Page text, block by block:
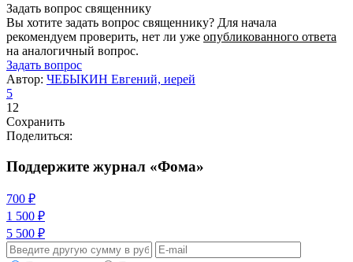
Задать вопрос священнику
Вы хотите задать вопрос священнику? Для начала
рекомендуем проверить, нет ли уже опубликованного ответа
на аналогичный вопрос.
Задать вопрос
Автор: ЧЕБЫКИН Евгений, иерей
5
12
Сохранить
Поделиться:
Поддержите журнал «Фома»
700 ₽
1 500 ₽
5 500 ₽